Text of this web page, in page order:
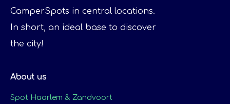
CamperSpots in central locations.
In short, an ideal base to discover
the city!
About us
Spot Haarlem & Zandvoort